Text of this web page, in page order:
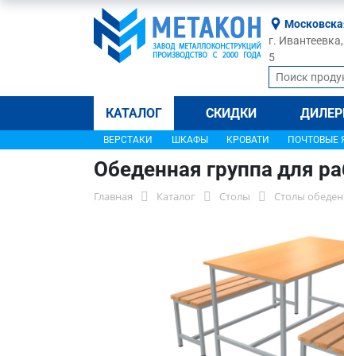
г.
5
КАТАЛОГ СКИДКИ
ВЕРСТАКИ ШКАФЫ КРОВАТИ ПОЧТОВЫЕ
Обеденная группа для
Главная Каталог Столы Столы